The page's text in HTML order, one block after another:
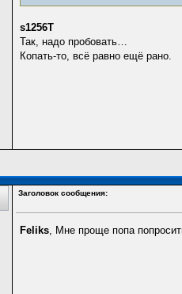
s1256Т
Так, надо пробовать…
Копать-то, всё равно ещё рано.
Заголовок сообщения:
Feliks, Мне проще попа